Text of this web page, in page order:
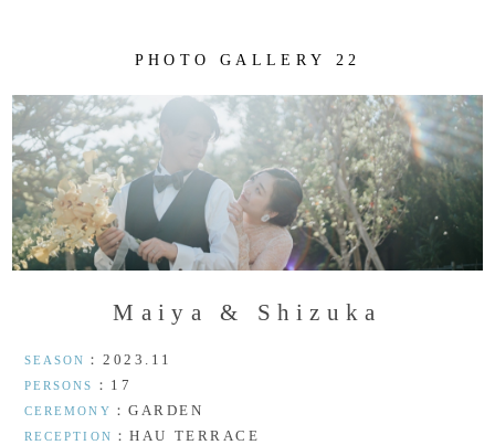
P HO TO G A L LE R Y 2 2
M a iy a & S hi z uka
SEASON ：2023.11
PERSONS ：17
CEREMONY ：GARDEN
RECEPTION ：HAU TERRACE